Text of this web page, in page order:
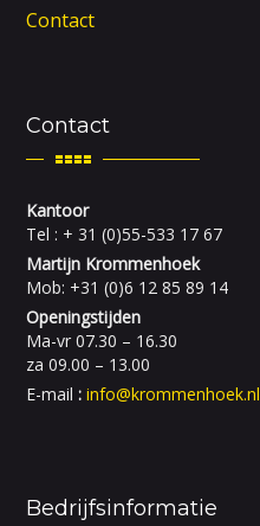
Contact
Contact
Kantoor
Tel : + 31 (0)55-533 17 67
Martijn Krommenhoek
Mob: +31 (0)6 12 85 89 14
Openingstijden
Ma-vr 07.30 – 16.30
za 09.00 – 13.00
E-mail :info@krommenhoek.nl
Bedrijfsinformatie